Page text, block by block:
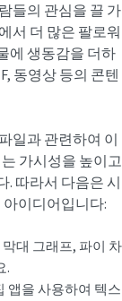
들의 관심을 끌 가
서 더 많은 팔로워
에 생동감을 더하
동영상 등의 콘텐
일과 관련하여 이
가시성을 높이고
. 따라서 다음은 시
이디어입니다:
대 그래프, 파이 차
.
앱을 사용하여 텍스